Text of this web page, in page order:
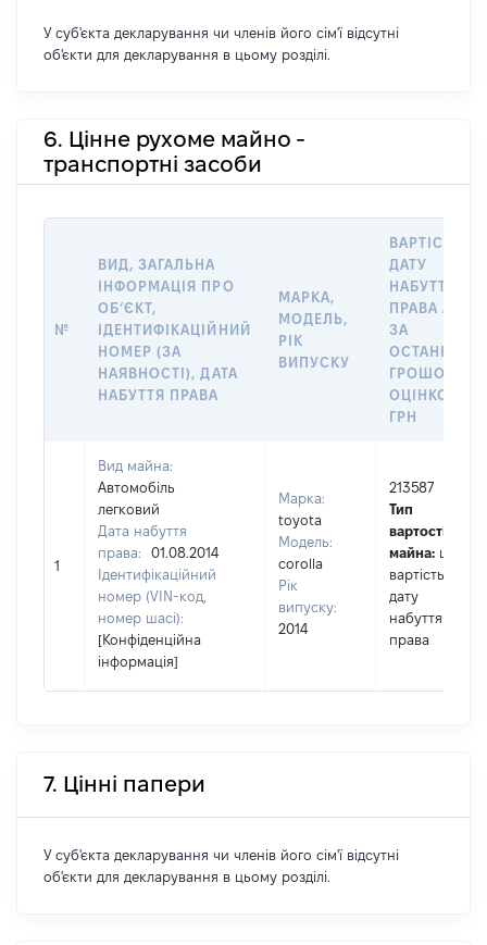
У суб'єкта декларування чи членів його сім'ї відсутні
об'єкти для декларування в цьому розділі.
6. Цінне рухоме майно -
транспортні засоби
№
ВИД, ЗАГАЛЬНА
ІНФОРМАЦІЯ ПРО
ОБʼЄКТ,
ІДЕНТИФІКАЦІЙНИЙ
НОМЕР (ЗА
НАЯВНОСТІ), ДАТА
НАБУТТЯ ПРАВА
МАРКА,
МОДЕЛЬ,
РІК
ВИПУСКУ
ВАРТІСТЬ НА
ДАТУ
НАБУТТЯ
ПРАВА АБО
ЗА
ГРОШОВОЮ
ОЦІНКОЮ,
ГРН
1
Вид майна:
Автомобіль
легковий
Дата набуття
права:
01.08.2014
Ідентифікаційний
номер (VIN-код,
номер шасі):
[Конфіденційна
інформація]
Марка:
toyota
Модель:
corolla
Рік
випуску:
2014
213587
Тип
вартості
майна: це
вартість на
дату
набуття
права
7. Цінні папери
У суб'єкта декларування чи членів його сім'ї відсутні
об'єкти для декларування в цьому розділі.